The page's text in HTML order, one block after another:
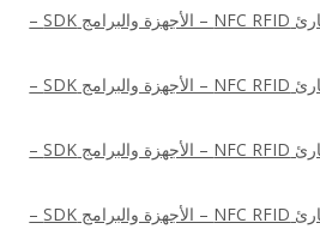
أدوات تطوير كاتب قارئ NFC RFID – الأجهزة والبرامج SDK –
أدوات تطوير كاتب قارئ NFC RFID – الأجهزة والبرامج SDK –
أدوات تطوير كاتب قارئ NFC RFID – الأجهزة والبرامج SDK –
أدوات تطوير كاتب قارئ NFC RFID – الأجهزة والبرامج SDK –